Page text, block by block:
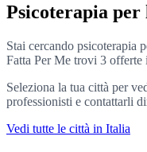
Psicoterapia
Stai cercando psicoterapia
Fatta Per Me trovi 3 offerte
Seleziona la tua città per
professionisti e contattarli
Vedi tutte le città in Italia